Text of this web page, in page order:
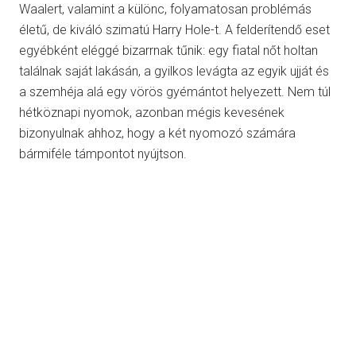
Waalert, valamint a különc, folyamatosan problémás
életű, de kiváló szimatú Harry Hole-t. A felderítendő eset
egyébként eléggé bizarrnak tűnik: egy fiatal nőt holtan
találnak saját lakásán, a gyilkos levágta az egyik ujját és
a szemhéja alá egy vörös gyémántot helyezett. Nem túl
hétköznapi nyomok, azonban mégis kevesének
bizonyulnak ahhoz, hogy a két nyomozó számára
bármiféle támpontot nyújtson.